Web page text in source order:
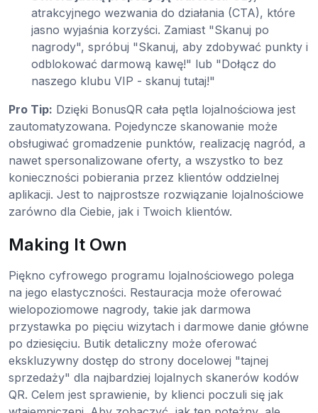
atrakcyjnego wezwania do działania (CTA), które
jasno wyjaśnia korzyści. Zamiast "Skanuj po
nagrody", spróbuj "Skanuj, aby zdobywać punkty i
odblokować darmową kawę!" lub "Dołącz do
naszego klubu VIP - skanuj tutaj!"
Pro Tip: Dzięki BonusQR cała pętla lojalnościowa jest
zautomatyzowana. Pojedyncze skanowanie może
obsługiwać gromadzenie punktów, realizację nagród, a
nawet spersonalizowane oferty, a wszystko to bez
konieczności pobierania przez klientów oddzielnej
aplikacji. Jest to najprostsze rozwiązanie lojalnościowe
zarówno dla Ciebie, jak i Twoich klientów.
Making It Own
Piękno cyfrowego programu lojalnościowego polega
na jego elastyczności. Restauracja może oferować
wielopoziomowe nagrody, takie jak darmowa
przystawka po pięciu wizytach i darmowe danie główne
po dziesięciu. Butik detaliczny może oferować
ekskluzywny dostęp do strony docelowej "tajnej
sprzedaży" dla najbardziej lojalnych skanerów kodów
QR. Celem jest sprawienie, by klienci poczuli się jak